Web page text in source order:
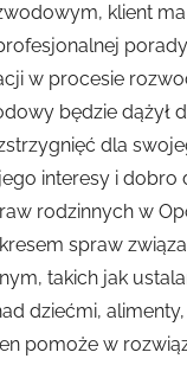
klient
w procesie
będzie dążył
dla
interesy i dobro
rodzinnych w
spraw
takich jak
dziećmi,
pomoże w